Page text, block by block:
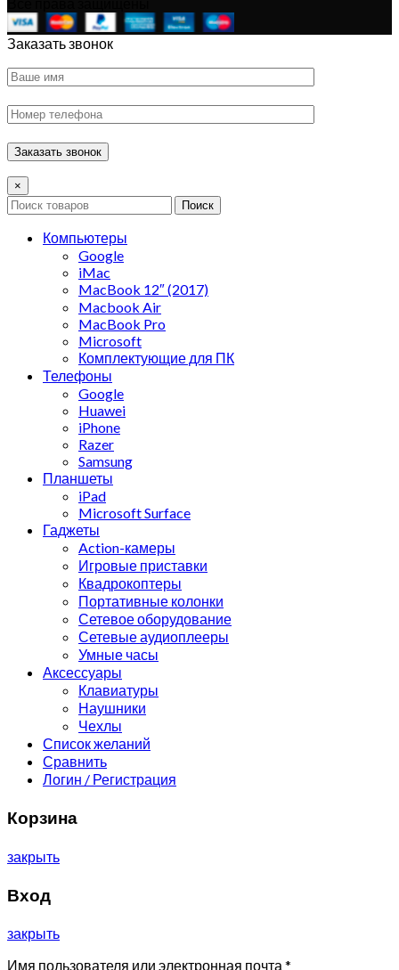
Заказать звонок
×
Поиск
Компьютеры
Google
iMac
MacBook 12″ (2017)
Macbook Air
MacBook Pro
Microsoft
Комплектующие для ПК
Телефоны
Google
Huawei
iPhone
Razer
Samsung
Планшеты
iPad
Microsoft Surface
Гаджеты
Action-камеры
Игровые приставки
Квадрокоптеры
Портативные колонки
Сетевое оборудование
Сетевые аудиоплееры
Умные часы
Аксессуары
Клавиатуры
Наушники
Чехлы
Список желаний
Сравнить
Логин / Регистрация
Корзина
закрыть
Вход
закрыть
Имя пользователя или электронная почта *